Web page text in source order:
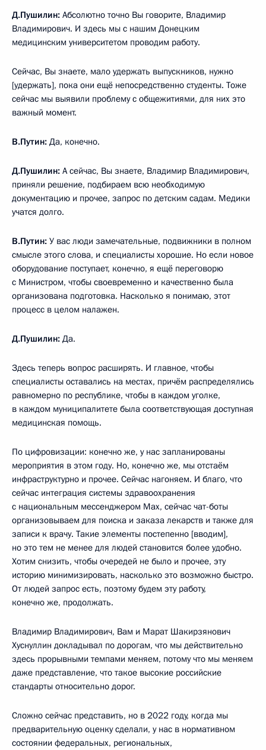
Д.Пушилин: Абсолютно точно Вы говорите, Владимир
Владимирович. И здесь мы с нашим Донецким
медицинским университетом проводим работу.
Сейчас, Вы знаете, мало удержать выпускников, нужно
[удержать], пока они ещё непосредственно студенты. Тоже
сейчас мы выявили проблему с общежитиями, для них это
важный момент.
В.Путин: Да, конечно.
Д.Пушилин: А сейчас, Вы знаете, Владимир Владимирович,
приняли решение, подбираем всю необходимую
документацию и прочее, запрос по детским садам. Медики
учатся долго.
В.Путин: У вас люди замечательные, подвижники в полном
смысле этого слова, и специалисты хорошие. Но если новое
оборудование поступает, конечно, я ещё переговорю
с Министром, чтобы своевременно и качественно была
организована подготовка. Насколько я понимаю, этот
процесс в целом налажен.
Д.Пушилин: Да.
Здесь теперь вопрос расширять. И главное, чтобы
специалисты оставались на местах, причём распределялись
равномерно по республике, чтобы в каждом уголке,
в каждом муниципалитете была соответствующая доступная
медицинская помощь.
По цифровизации: конечно же, у нас запланированы
мероприятия в этом году. Но, конечно же, мы отстаём
инфраструктурно и прочее. Сейчас нагоняем. И благо, что
сейчас интеграция системы здравоохранения
с национальным мессенджером Mах, сейчас чат-боты
организовываем для поиска и заказа лекарств и также для
записи к врачу. Такие элементы постепенно [вводим],
но это тем не менее для людей становится более удобно.
Хотим снизить, чтобы очередей не было и прочее, эту
историю минимизировать, насколько это возможно быстро.
От людей запрос есть, поэтому будем эту работу,
конечно же, продолжать.
Владимир Владимирович, Вам и Марат Шакирзянович
Хуснуллин докладывал по дорогам, что мы действительно
здесь прорывными темпами меняем, потому что мы меняем
даже представление, что такое высокие российские
стандарты относительно дорог.
Сложно сейчас представить, но в 2022 году, когда мы
предварительную оценку сделали, у нас в нормативном
состоянии федеральных, региональных,